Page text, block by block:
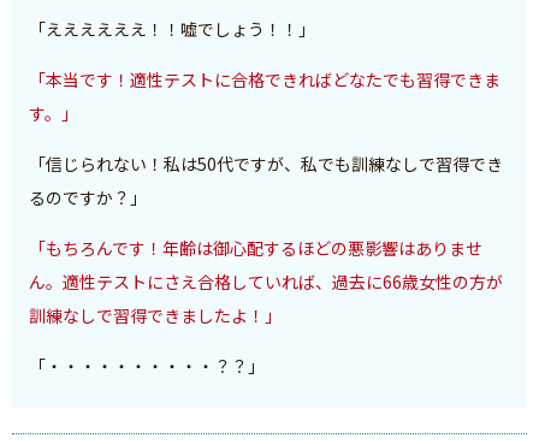
「ええええええ！！嘘でしょう！！」
「本当です！適性テストに合格できればどなたでも習得できま
す。」
「信じられない！私は50代ですが、私でも訓練なしで習得でき
るのですか？」
「もちろんです！年齢は御心配するほどの悪影響はありませ
ん。適性テストにさえ合格していれば、過去に66歳女性の方が
訓練なしで習得できましたよ！」
「・・・・・・・・・・？？」